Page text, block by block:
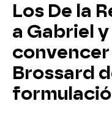
Los De la
a Gabriel
convencer
Brossard